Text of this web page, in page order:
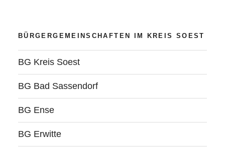
BÜRGERGEMEINSCHAFTEN IM KREIS SOEST
BG Kreis Soest
BG Bad Sassendorf
BG Ense
BG Erwitte